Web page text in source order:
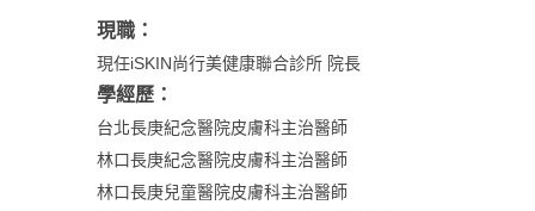
現職：
現任iSKIN尚行美健康聯合診所 院長
學經歷：
台北長庚紀念醫院皮膚科主治醫師
林口長庚紀念醫院皮膚科主治醫師
林口長庚兒童醫院皮膚科主治醫師